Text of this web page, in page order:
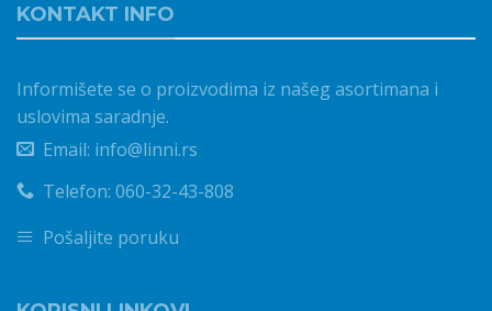
KONTAKT INFO
Informišete se o proizvodima iz našeg asortimana i
uslovima saradnje.
Email: info@linni.rs
Telefon: 060-32-43-808
Pošaljite poruku